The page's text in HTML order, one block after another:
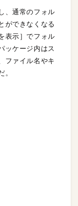
、通常のフォル
ができなくなる
表示］でフォル
ッケージ内はス
ファイル名やキ
。